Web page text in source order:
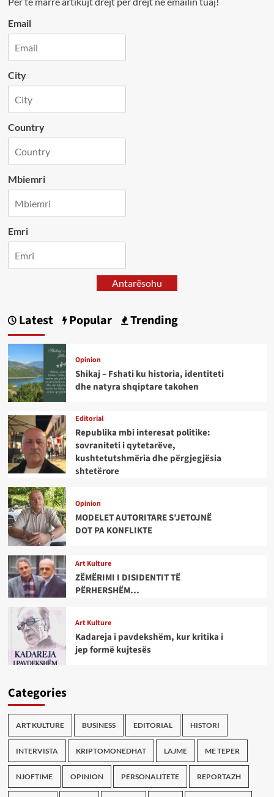
Email
City
Country
Mbiemri
Emri
Antarësohu
Latest Popular Trending
Opinion
Shikaj – Fshati ku historia, identiteti
dhe natyra shqiptare takohen
Editorial
Republika mbi interesat politike:
sovraniteti i qytetarëve,
kushtetutshmëria dhe përgjegjësia
shtetërore
Opinion
MODELET AUTORITARE S’JETOJNË
DOT PA KONFLIKTE
Art Kulture
ZËMËRIMI I DISIDENTIT TË
PËRHERSHËM…
Art Kulture
Kadareja i pavdekshëm, kur kritika i
jep formë kujtesës
Categories
ART KULTURE BUSINESS EDITORIAL HISTORI
INTERVISTA KRIPTOMONEDHAT LAJME ME TEPER
NJOFTIME OPINION PERSONALITETE REPORTAZH